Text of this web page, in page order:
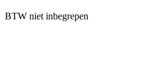
BTW niet inbegrepen